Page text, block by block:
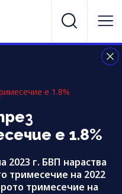
е 1.8%
е 1.8%
2023 г. БВП нараства
тримесечие на 2022
тримесечие на